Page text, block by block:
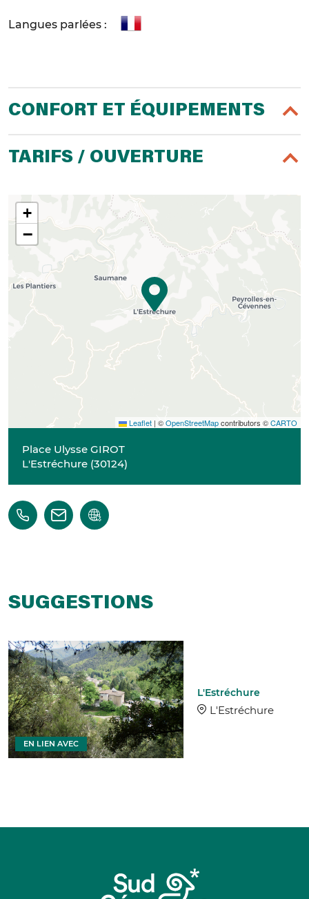
Langues parlées :
CONFORT ET ÉQUIPEMENTS
TARIFS / OUVERTURE
+
−
Leaflet | ©OpenStreetMapcontributors ©CARTO
Place Ulysse GIROT
L'Estréchure (30124)
SUGGESTIONS
L'Estréchure
L'Estréchure
EN LIEN AVEC